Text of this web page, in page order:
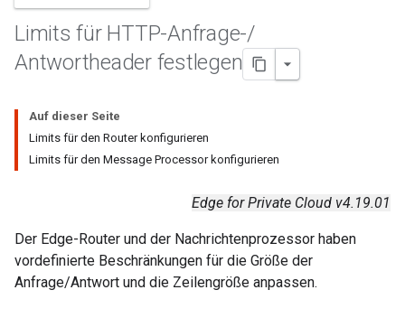
Limits für HTTP-Anfrage-/
Antwortheader festlegen
Auf dieser Seite
Limits für den Router konfigurieren
Limits für den Message Processor konfigurieren
Edge for Private Cloud v4.19.01
Der Edge-Router und der Nachrichtenprozessor haben
vordefinierte Beschränkungen für die Größe der
Anfrage/Antwort und die Zeilengröße anpassen.